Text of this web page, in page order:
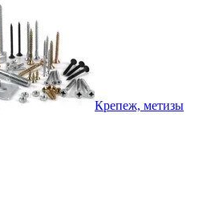
Крепеж, метизы